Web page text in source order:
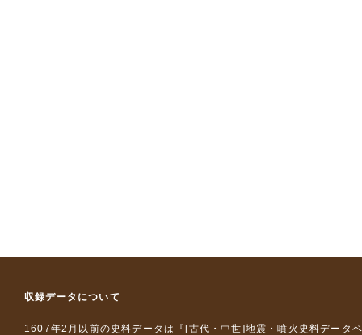
収録データについて
1607年2月以前の史料データは『 [古代・中世]地震・噴火史料データ